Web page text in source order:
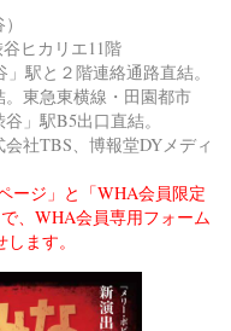
ヒカリエ11階
駅と２階連絡通路直結。
東急東横線・田園都市
」駅B5出口直結。
社TBS、博報堂DYメディ
ージ 」と「WHA会員限定
、 WHA会員専用フォーム
ます。